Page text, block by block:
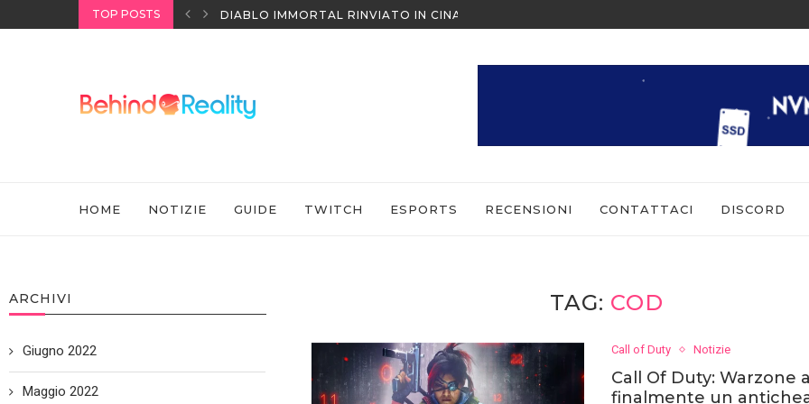
TOP POSTS
SONY DIABLO IMMORTAL RINVIATO IN CINA ALL’ULTIMO MOMENTO
HOME NOTIZIE GUIDE TWITCH ESPORTS RECENSIONI CONTATTACI DISCORD
TAG: COD
Call of Duty Notizie
Call Of Duty: Warzone
finalmente un
ARCHIVI
Giugno 2022
Maggio 2022